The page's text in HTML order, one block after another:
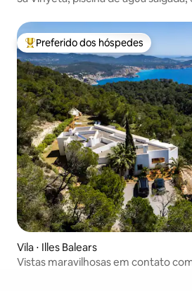
Entre os melhores preferidos dos
Preferido dos hóspedes
Vila ⋅ Illes Balears
Vistas maravilhosas em contato